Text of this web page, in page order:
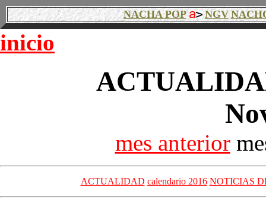
NACHA POP NGV
inicio
mes anterior
ACTUALIDAD calendario 2016 NOTICIAS